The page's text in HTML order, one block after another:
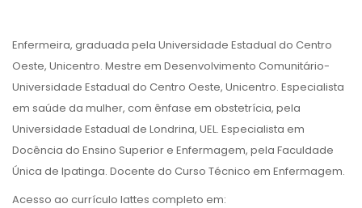
Enfermeira, graduada pela Universidade Estadual do Centro
Oeste, Unicentro. Mestre em Desenvolvimento Comunitário-
Universidade Estadual do Centro Oeste, Unicentro. Especialista
em saúde da mulher, com ênfase em obstetrícia, pela
Universidade Estadual de Londrina, UEL. Especialista em
Docência do Ensino Superior e Enfermagem, pela Faculdade
Única de Ipatinga. Docente do Curso Técnico em Enfermagem.
Acesso ao currículo lattes completo em: